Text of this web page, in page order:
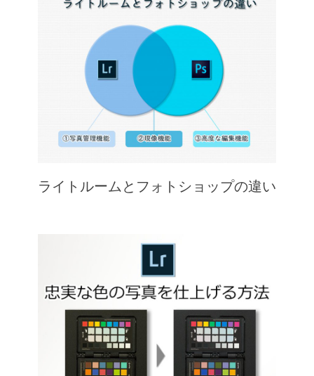
ライトルームとフォトショップの違い